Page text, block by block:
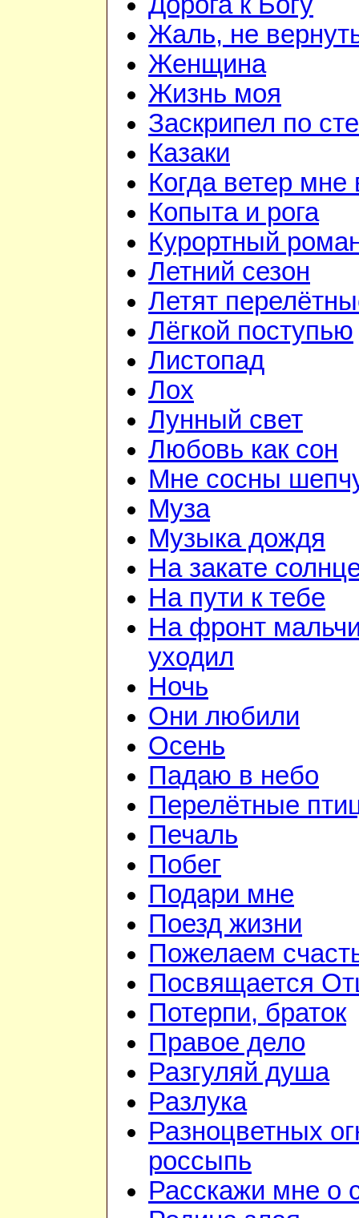
Жаль, не
Женщина
Жизнь моя
Заскрипел по
Казаки
Когда ветер мне
Копыта и рога
Курортный
Летний сезон
Летят
Лёгкой поступью
Листопад
Лох
Лунный свет
Любовь как сон
Мне сосны
Муза
Музыка дождя
На закате
На пути к тебе
На фронт
уходил
Ночь
Они любили
Осень
Падаю в небо
Перелётные
Печаль
Побег
Подари мне
Поезд жизни
Пожелаем
Посвящается
Потерпи, браток
Правое дело
Разгуляй душа
Разлука
Разноцветных
россыпь
Расскажи мне о